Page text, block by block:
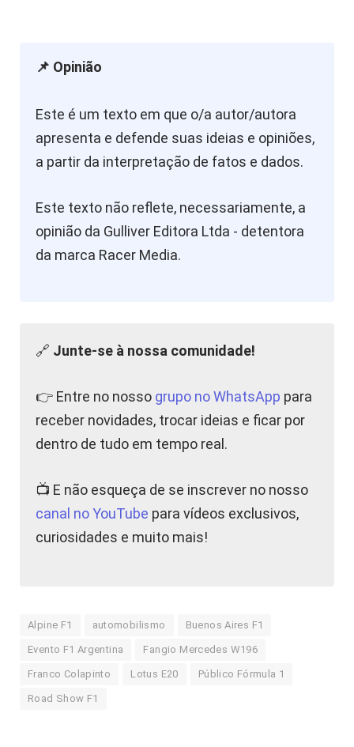
📌 Opinião
Este é um texto em que o/a autor/autora
apresenta e defende suas ideias e opiniões,
a partir da interpretação de fatos e dados.
Este texto não reflete, necessariamente, a
opinião da Gulliver Editora Ltda - detentora
da marca Racer Media.
🔗 Junte-se à nossa comunidade!
👉 Entre no nosso grupo no WhatsApp para
receber novidades, trocar ideias e ficar por
dentro de tudo em tempo real.
📺 E não esqueça de se inscrever no nosso
canal no YouTube para vídeos exclusivos,
curiosidades e muito mais!
Alpine F1 automobilismo Buenos Aires F1
Evento F1 Argentina Fangio Mercedes W196
Franco Colapinto Lotus E20 Público Fórmula 1
Road Show F1